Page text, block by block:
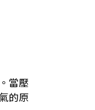
當壓
的原